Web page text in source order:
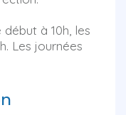
à 10h, les
Les journées